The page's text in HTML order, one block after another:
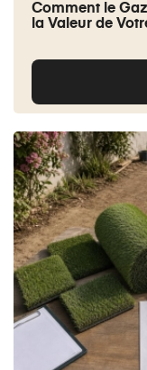
Comment le
la Valeur de